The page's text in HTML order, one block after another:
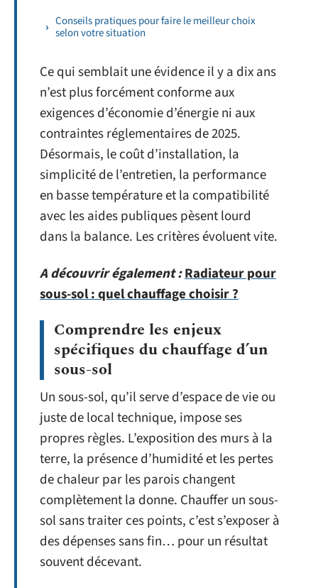
Conseils pratiques pour faire le meilleur choix
selon votre situation
Ce qui semblait une évidence il y a dix ans
n’est plus forcément conforme aux
exigences d’économie d’énergie ni aux
contraintes réglementaires de 2025.
Désormais, le coût d’installation, la
simplicité de l’entretien, la performance
en basse température et la compatibilité
avec les aides publiques pèsent lourd
dans la balance. Les critères évoluent vite.
A découvrir également :Radiateur pour
sous-sol : quel chauffage choisir ?
Comprendre les enjeux
spécifiques du chauffage d’un
sous-sol
Un sous-sol, qu’il serve d’espace de vie ou
juste de local technique, impose ses
propres règles. L’exposition des murs à la
terre, la présence d’humidité et les pertes
de chaleur par les parois changent
complètement la donne. Chauffer un sous-
sol sans traiter ces points, c’est s’exposer à
des dépenses sans fin… pour un résultat
souvent décevant.